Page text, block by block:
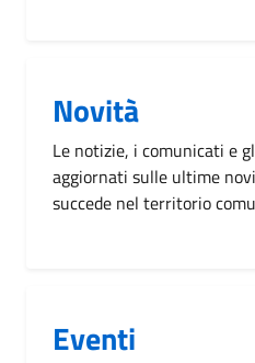
Novità
Le notizie, i comunicati e
aggiornati sulle ultime
succede nel territorio
Eventi